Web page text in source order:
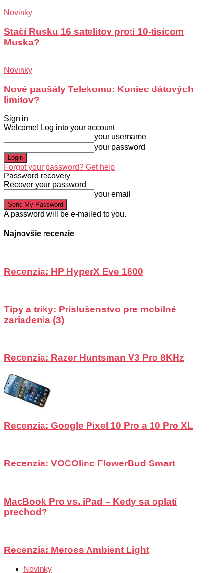
Novinky
Stačí Rusku 16 satelitov proti 10-tisícom
Muska?
Novinky
Nové paušály Telekomu: Koniec dátových
limitov?
Sign in
Welcome! Log into your account
your username
your password
Forgot your password? Get help
Password recovery
Recover your password
your email
A password will be e-mailed to you.
Najnovšie recenzie
Recenzia: HP HyperX Eve 1800
Tipy a triky: Príslušenstvo pre mobilné
zariadenia (3)
Recenzia: Razer Huntsman V3 Pro 8KHz
Recenzia: Google Pixel 10 Pro a 10 Pro XL
Recenzia: VOCOlinc FlowerBud Smart
MacBook Pro vs. iPad – Kedy sa oplatí
prechod?
Recenzia: Meross Ambient Light
Novinky